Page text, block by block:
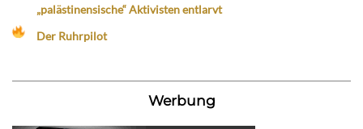
„palästinensische“ Aktivisten entlarvt
Der Ruhrpilot
Werbung